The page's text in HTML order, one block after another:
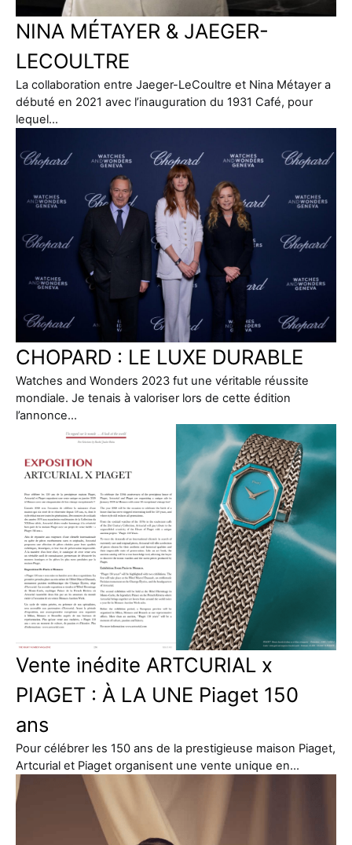
NINA MÉTAYER & JAEGER-
LECOULTRE
La collaboration entre Jaeger-LeCoultre et Nina Métayer a
débuté en 2021 avec l’inauguration du 1931 Café, pour
lequel…
CHOPARD : LE LUXE DURABLE
Watches and Wonders 2023 fut une véritable réussite
mondiale. Je tenais à valoriser lors de cette édition
l’annonce…
Vente inédite ARTCURIAL x
PIAGET : À LA UNE Piaget 150
ans
Pour célébrer les 150 ans de la prestigieuse maison Piaget,
Artcurial et Piaget organisent une vente unique en…